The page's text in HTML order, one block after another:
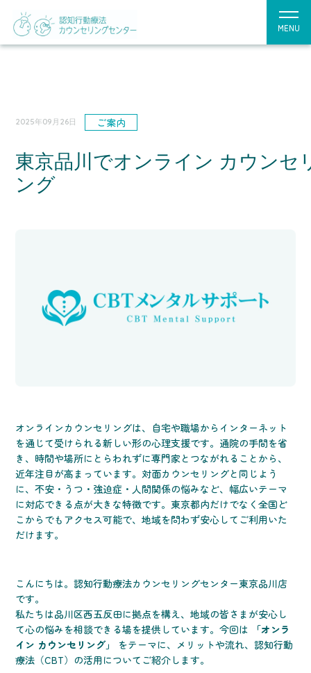
MENU
2025年09月26日 ご案内
東京品川でオンライン カウンセ
ング
オンラインカウンセリングは、自宅や職場からインターネット
を通じて受けられる新しい形の心理支援です。通院の手間を省
き、時間や場所にとらわれずに専門家とつながれることから、
近年注目が高まっています。対面カウンセリングと同じよう
に、不安・うつ・強迫症・人間関係の悩みなど、幅広いテーマ
に対応できる点が大きな特徴です。東京都内だけでなく全国ど
こからでもアクセス可能で、地域を問わず安心してご利用いた
だけます。
こんにちは。認知行動療法カウンセリングセンター東京品川店
です。
私たちは品川区西五反田に拠点を構え、地域の皆さまが安心し
て心の悩みを相談できる場を提供しています。今回は
「オンラ
イン カウンセリング」
をテーマに、メリットや流れ、認知行動
療法（CBT）の活用についてご紹介します。